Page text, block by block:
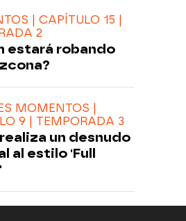
| CAPÍTULO 15 |
2
estará robando
MOMENTOS |
9 | TEMPORADA 3
un desnudo
al estilo 'Full